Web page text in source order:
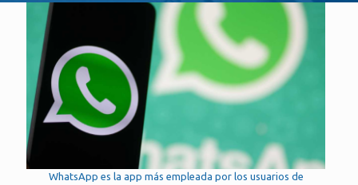
WhatsApp es la app más empleada por los usuarios de